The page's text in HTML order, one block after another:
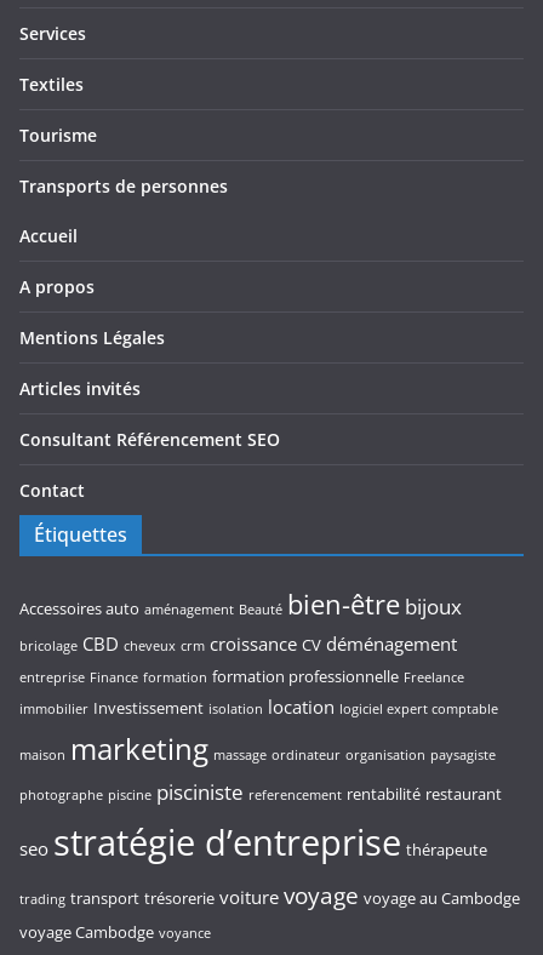
Services
Textiles
Tourisme
Transports de personnes
Accueil
A propos
Mentions Légales
Articles invités
Consultant Référencement SEO
Contact
Étiquettes
Accessoires auto aménagement Beauté bien-être bijoux
bricolage CBD cheveux crm croissance CV déménagement
entreprise Finance formation formation professionnelle Freelance
immobilier Investissement isolation location logiciel expert comptable
maison marketing massage ordinateur organisation paysagiste
photographe piscine pisciniste referencement rentabilité restaurant
seo stratégie d’entreprise thérapeute
trading transport trésorerie voiture voyage voyage au Cambodge
voyage Cambodge voyance